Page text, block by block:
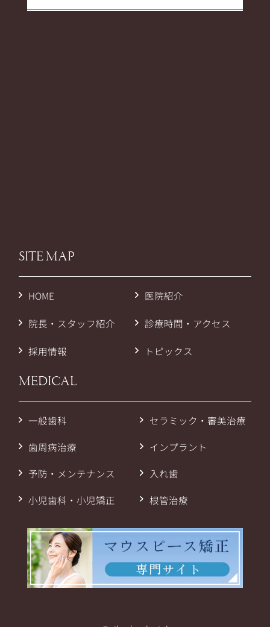
SITE MAP
HOME 医院紹介
院長・スタッフ紹介 診療時間・アクセス
採用情報 トピックス
MEDICAL
一般歯科
歯周病治療
予防・メンテナンス
小児歯科・小児矯正
セラミック・審美治療
インプラント
入れ歯
根管治療